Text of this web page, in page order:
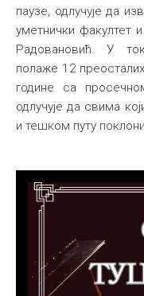
паузе, одлучује да
уметнички факултет
Радовановић. У
полаже 12
године са
одлучује да свима
и тешком путу